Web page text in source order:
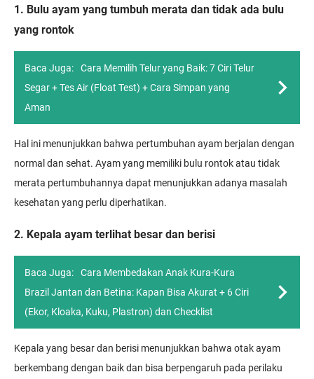
1. Bulu ayam yang tumbuh merata dan tidak ada bulu
yang rontok
Baca Juga:
Cara Memilih Telur yang Baik: 7 Ciri Telur
Segar + Tes Air (Float Test) + Cara Simpan yang
Aman
Hal ini menunjukkan bahwa pertumbuhan ayam berjalan dengan
normal dan sehat. Ayam yang memiliki bulu rontok atau tidak
merata pertumbuhannya dapat menunjukkan adanya masalah
kesehatan yang perlu diperhatikan.
2. Kepala ayam terlihat besar dan berisi
Baca Juga:
Cara Membedakan Anak Kura-Kura
Brazil Jantan dan Betina: Kapan Bisa Akurat + 6 Ciri
(Ekor, Kloaka, Kuku, Plastron) dan Checklist
Kepala yang besar dan berisi menunjukkan bahwa otak ayam
berkembang dengan baik dan bisa berpengaruh pada perilaku